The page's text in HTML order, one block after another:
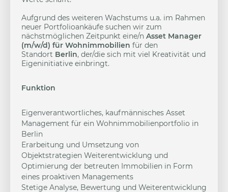
Aufgrund des weiteren Wachstums u.a. im Rahmen
neuer Portfolioankäufe suchen wir zum
nächstmöglichen Zeitpunkt eine/n Asset Manager
(m/w/d) für Wohnimmobilien für den
Standort Berlin, der/die sich mit viel Kreativität und
Eigeninitiative einbringt.
Funktion
Eigenverantwortliches, kaufmännisches Asset
Management für ein Wohnimmobilienportfolio in
Berlin
Erarbeitung und Umsetzung von
Objektstrategien Weiterentwicklung und
Optimierung der betreuten Immobilien in Form
eines proaktiven Managements
Stetige Analyse, Bewertung und Weiterentwicklung